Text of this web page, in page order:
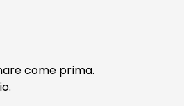
come prima.